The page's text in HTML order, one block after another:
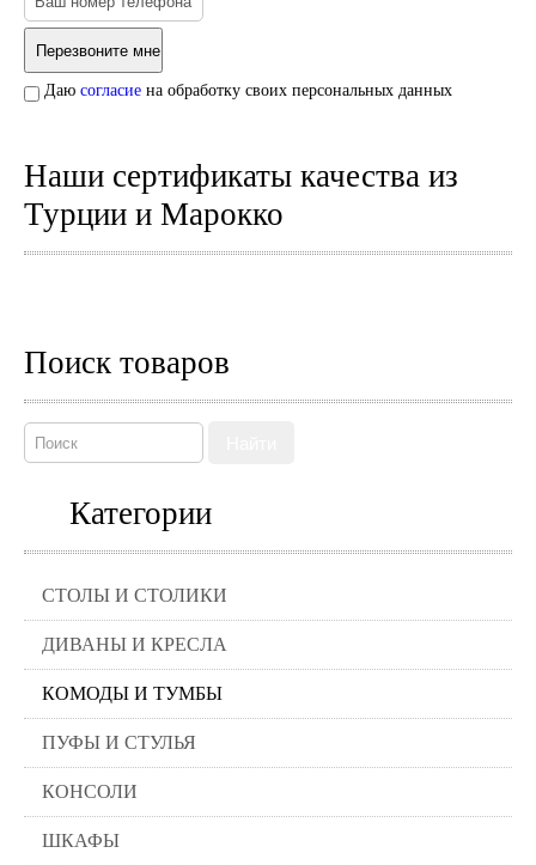
Даю согласие на обработку своих персональных данных
Наши сертификаты качества из
Турции и Марокко
Поиск товаров
Категории
СТОЛЫ И СТОЛИКИ
ДИВАНЫ И КРЕСЛА
КОМОДЫ И ТУМБЫ
ПУФЫ И СТУЛЬЯ
КОНСОЛИ
ШКАФЫ